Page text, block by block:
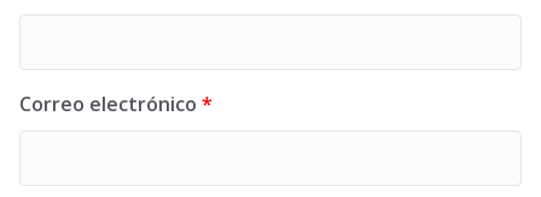
Correo electrónico *